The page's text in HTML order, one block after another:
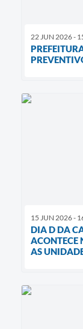
22 JUN 2026 -
15 JUN 2026 -
DIA D DA
ACONTECE
AS